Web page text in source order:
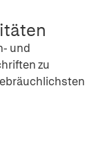
und
zu